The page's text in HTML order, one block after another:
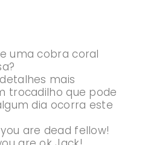
uma cobra coral
mais
trocadilho que pode
dia ocorra este
you are dead fellow!